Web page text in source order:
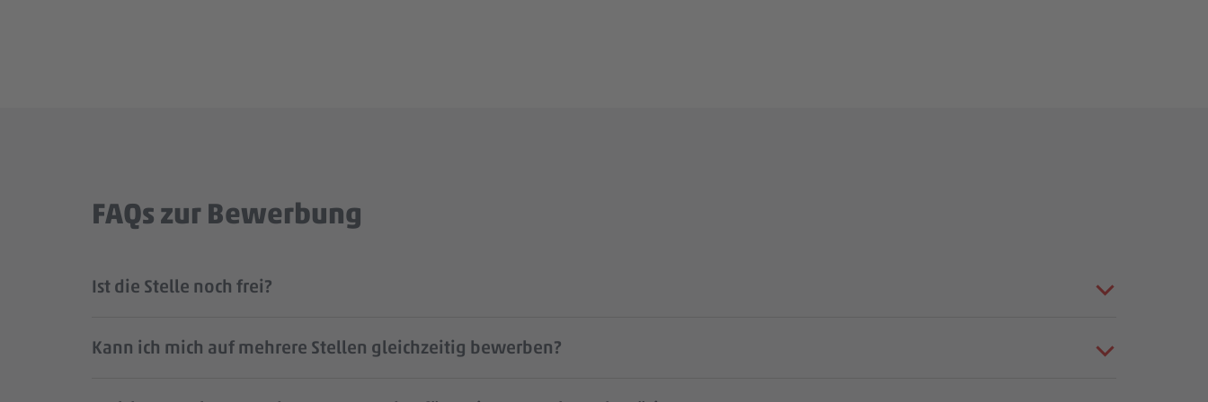
FAQs zur Bewerbung
Ist die Stelle noch frei?
Kann ich mich auf mehrere Stellen gleichzeitig bewerben?